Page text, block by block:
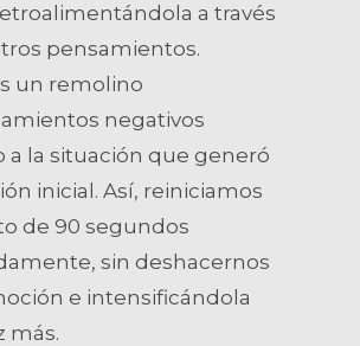
a través
pensamientos.
un remolino
negativos
a la situación que generó
inicial. Así, reiniciamos
de 90 segundos
sin deshacernos
e intensificándola
más.